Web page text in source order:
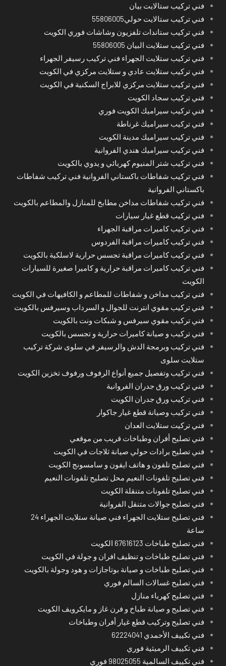
فني تركيب ستالايت بيان
فني تركيب ستالايت حولي55806005
فني تركيب ستاندات تلفزيون وشاشات فوري الكويت
فني تركيب ستلايت البيان 55806005
فني تركيب ستلايت الجهراء فني تركيب رسيفر الجهراء
فني تركيب ستلايت عادي و ستلايت مركزي في الكويت
فني تركيب ستلايت مركزي للابراج السكنية في الكويت
فني تركيب سجاد الكويت
فني تركيب سيراميك الكويت فوري
فني تركيب سيراميك غرناطة
فني تركيب سيراميك مدينة الكويت
فني تركيب سيراميك هندي الفروانية
فني تركيب شتر المنيوم كهربائي و يدوي بالكويت
فني تركيب شفاطات باكستاني الفروانية فني تركيب شفاطات
باكستاني الفروانية
فني تركيب شفاطات مداخن مطابخ للمنازل والمطاعم بالكويت
فني تركيب قطع غيار سيارات
فني تركيب كاميرات مراقبة الجهراء
فني تركيب كاميرات مراقبة الفردوس
فني تركيب كاميرات مراقبة تجسس حرارية لاسلكية بالكويت
فني تركيب كاميرات مراقبة حرارية و كاميرا صغيرة للسيارات
الكويت
فني تركيب مداخن و شفاطات للمطاعم و الكافيهات في الكويت
فني تركيب مقوي انترنت للجوال و السرداب وسيرفس بالكويت
فني تركيب مقوي سيرفس و شبكات ونت بالكويت
فني تركيب و صيانة كاميرات حرارية و تجسس بالكويت
فني تركيب وبرمجة الدش والرسيفر في سلوى شركة تركيب
ستلايت سلوى
فني تركيب وتفصيل جميع أنواع الرفوف ورفوف تخزين الكويت
فني تركيب ورق جدران الفروانية
فني تركيب ورق جدران الكويت
فني تركيب وصيانة قطع غيار جاكوار
فني تركيت ستلايت العدان
فني تصليح أفران وطباخات قريب من موقعي
فني تصليح برادات حولي صيانة ثلاجات في الكويت
فني تصليح تلفون و هاتف ايفون و سامسونج الكويت
فني تصليح تلفونات النعيم محل تصليح تلفونات النعيم
فني تصليح تلفونات متنقلة الكويت
فني تصليح جوالات متنقل الفروانية
فني تصليح ستلايت الجهراء فني صيانة ستلايت الجهراء 24
ساعة
فني تصليح طباخات 67616123 الكويت
فني تصليح طباخات و تنظيف افران و جولة في الكويت
فني تصليح طباخات و صيانة بوتاجازات و هود وجولة بالكويت
فني تصليح غسالات السالم فوري
فني تصليح كهرباء منازل
فني تصليح و صيانة طباخ و فرن غاز و مايكرويف الكويت
فني تصليح وتركيب قطع غيار أفران وطباخات
فني تكييف الأحمدي 62224041
فني تكييف الرميثية فوري
فني تكييف السالمية 98025055 فوري